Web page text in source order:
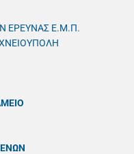
ΕΡΕΥΝΑΣ Ε.Μ.Π.